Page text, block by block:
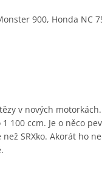
900, Honda NC
v nových
100 ccm. Je o něco
SRXko. Akorát ho